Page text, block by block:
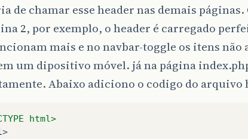
de chamar esse header nas demais
2, por exemplo, o header é carregado
mais e no navbar-toggle os itens
um dipositivo móvel. já na página
Abaixo adiciono o codigo do arquivo
html>
>